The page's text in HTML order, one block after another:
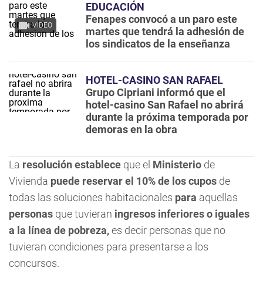
VIDEO
EDUCACIÓN
Fenapes convocó a un paro este
martes que tendrá la adhesión de
los sindicatos de la enseñanza
HOTEL-CASINO SAN RAFAEL
Grupo Cipriani informó que el
hotel-casino San Rafael no abrirá
durante la próxima temporada por
demoras en la obra
La resolución establece que el Ministerio de
Vivienda puede reservar el 10% de los cupos de
todas las soluciones habitacionales para aquellas
personas que tuvieran ingresos inferiores o iguales
a la línea de pobreza,es decir personas que no
tuvieran condiciones para presentarse a los
concursos.